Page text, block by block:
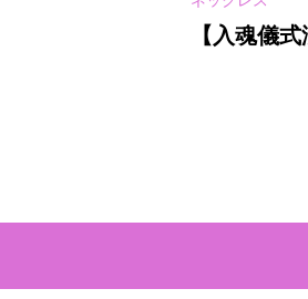
【入魂儀